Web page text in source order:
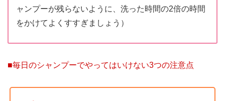
ャンプーが残らないように、洗った時間の2倍の時間
をかけてよくすすぎましょう）
■毎日のシャンプーでやってはいけない3つの注意点